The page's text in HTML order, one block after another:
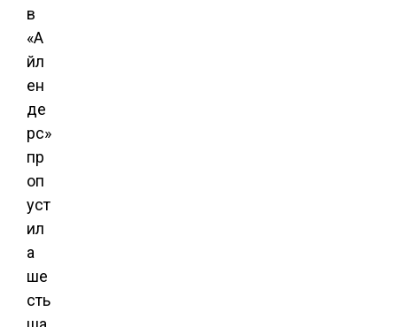
в
«А
йл
ен
де
рс»
пр
оп
уст
ил
а
ше
сть